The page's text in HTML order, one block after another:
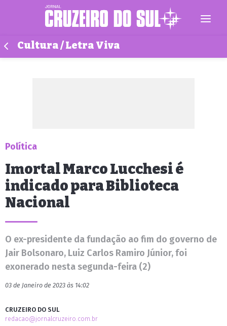
Cultura / Letra Viva
Política
Imortal Marco Lucchesi é
indicado para Biblioteca
Nacional
O ex-presidente da fundação ao fim do governo de
Jair Bolsonaro, Luiz Carlos Ramiro Júnior, foi
exonerado nesta segunda-feira (2)
03 de Janeiro de 2023 às 14:02
CRUZEIRO DO SUL
redacao@jornalcruzeiro.com.br